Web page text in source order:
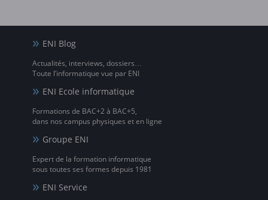
ENI Blog
Actualités, interviews, dossiers…
Toute l’informatique vue par ENI
ENI Ecole informatique
Formations de BAC+2 à BAC+5,
dans nos campus physiques et en ligne
Groupe ENI
Expert de la formation informatique
sous toutes ses formes depuis 1981
ENI Service